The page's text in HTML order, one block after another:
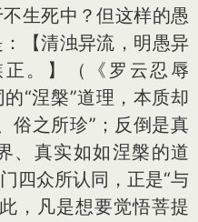
生死中？但这样的愚
【清浊异流，明愚异
。】（《罗云忍辱
“涅槃”道理，本质却
俗之所珍”；反倒是真
、真实如如涅槃的道
四众所认同，正是“与
，凡是想要觉悟菩提